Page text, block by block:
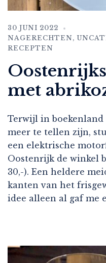
30 JUNI 2022
NAGERECHTEN,
RECEPTEN
met
Terwijl in
meer te tellen zijn,
een elektrische
Oostenrijk de winkel
30,-). Een heldere
kanten van het
idee alleen al gaf me